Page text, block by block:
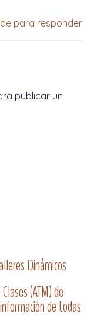
para responder
publicar un
Dinámicos
(ATM) de
de todas